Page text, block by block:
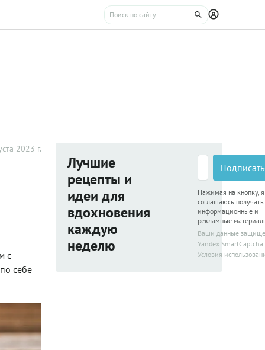
2023 г.
с
себе
Лучшие
рецепты и
идеи для
вдохновения
каждую
неделю
Нажимая на кнопку, я
соглашаюсь получать
информационные и
рекламные
Ваши данные
Yandex SmartCaptcha
Условия